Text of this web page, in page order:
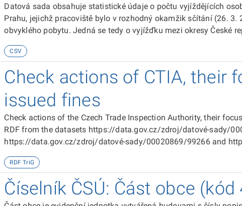
Datová sada obsahuje statistické údaje o počtu vyjíždějících
Prahu, jejichž pracoviště bylo v rozhodný okamžik sčítání (26. 3.
obvyklého pobytu. Jedná se tedy o vyjížďku mezi okresy České republiky, včetně vyjížďky do Hlavního
CSV
Check actions of CTIA, their
issued fines
Check actions of the Czech Trade Inspection Authority, their
RDF from the datasets https://data.gov.cz/zdroj/datové-sady/
https://data.gov.cz/zdroj/datové-sady/00020869/99266 and
RDF TriG
Číselník ČSÚ: Část obce (kód